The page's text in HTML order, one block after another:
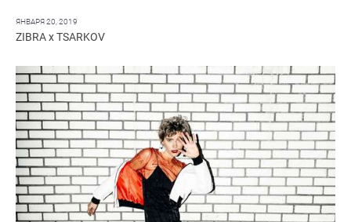
ЯНВАРЯ 20, 2019
ZIBRA x TSARKOV